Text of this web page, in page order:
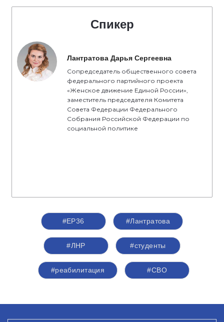
Спикер
Лантратова Дарья Сергеевна
Сопредседатель общественного совета
федерального партийного проекта
«Женское движение Единой России»,
заместитель председателя Комитета
Совета Федерации Федерального
Собрания Российской Федерации по
социальной политике
#ЕР36 #Лантратова
#ЛНР #студенты
#реабилитация #СВО